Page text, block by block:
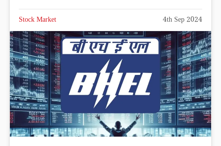
Stock Market 4th Sep 2024